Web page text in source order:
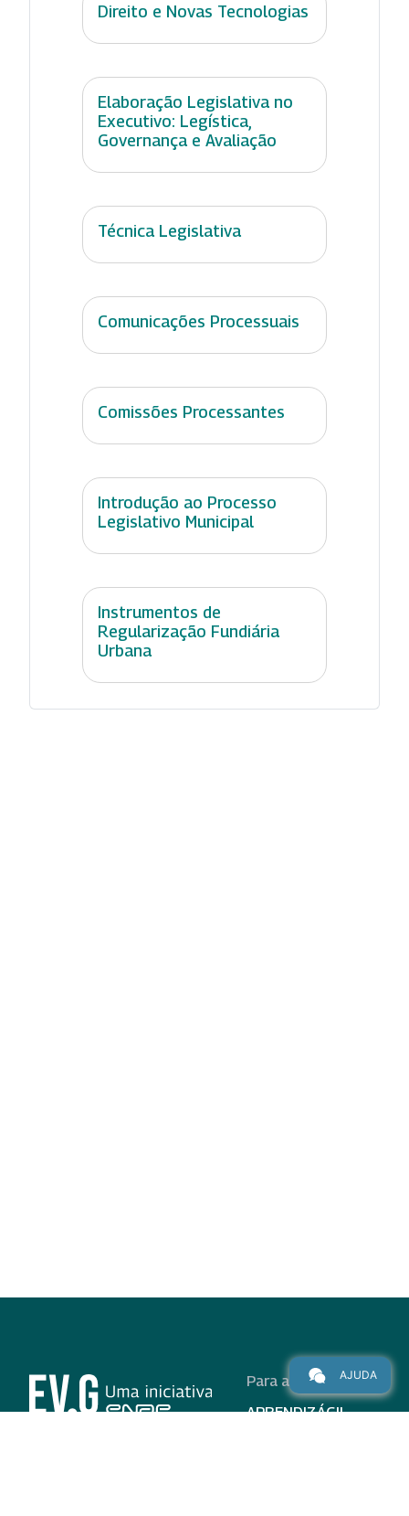
Direito e Novas Tecnologias
Elaboração Legislativa no
Executivo: Legística,
Governança e Avaliação
Técnica Legislativa
Comunicações Processuais
Comissões Processantes
Introdução ao Processo
Legislativo Municipal
Instrumentos de
Regularização Fundiária
Urbana
Para alunos
APRENDIZÁGIL
AJUDA